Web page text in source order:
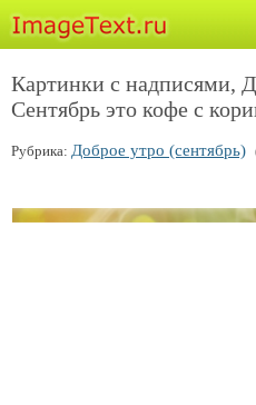
Картинки с надписями,
Сентябрь это кофе с
Рубрика: Доброе утро (сентябрь)